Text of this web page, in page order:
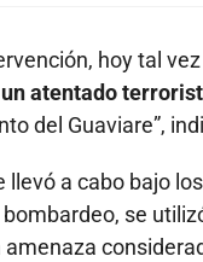
hoy tal
atentado
del Guaviare”,
a cabo bajo
se